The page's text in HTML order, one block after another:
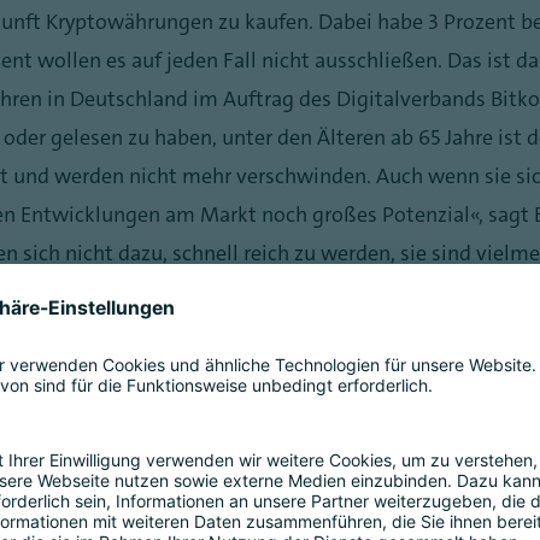
Kryptowährungen zu kaufen. Dabei habe 3 Prozent
wollen es auf jeden Fall nicht ausschließen. Das ist
in Deutschland im Auftrag des Digitalverbands
gelesen zu haben, unter den Älteren ab 65 Jahre ist
werden nicht mehr verschwinden. Auch wenn sie
Entwicklungen am Markt noch großes Potenzial“, sagt
sich nicht dazu, schnell reich zu werden, sie sind
73 Prozent fordern eine stärkere Regulierung
nur etwas für Spekulanten sind. 57 Prozent
der Überzeugung, dass sich Kryptowährungen